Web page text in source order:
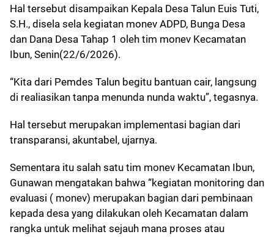
Hal tersebut disampaikan Kepala Desa Talun Euis Tuti,
S.H., disela sela kegiatan monev ADPD, Bunga Desa
dan Dana Desa Tahap 1 oleh tim monev Kecamatan
Ibun, Senin(22/6/2026).
“Kita dari Pemdes Talun begitu bantuan cair, langsung
di realiasikan tanpa menunda nunda waktu”, tegasnya.
Hal tersebut merupakan implementasi bagian dari
transparansi, akuntabel, ujarnya.
Sementara itu salah satu tim monev Kecamatan Ibun,
Gunawan mengatakan bahwa “kegiatan monitoring dan
evaluasi ( monev) merupakan bagian dari pembinaan
kepada desa yang dilakukan oleh Kecamatan dalam
rangka untuk melihat sejauh mana proses atau